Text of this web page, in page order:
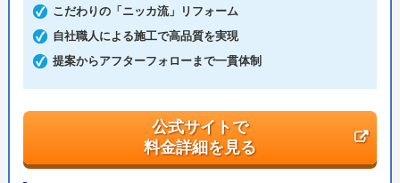
代表者 栗原将
創業・設立 1998年11月13日設立
東京都渋谷区東1丁目26-20 東京建物東渋
谷ビル
資格
給水装置工事
排水設備工事
電気工事士
こだわりの「ニッカ流」リフォーム
自社職人による施工で高品質を実現
提案からアフターフォローまで一貫体制
公式サイトで
料金詳細を見る